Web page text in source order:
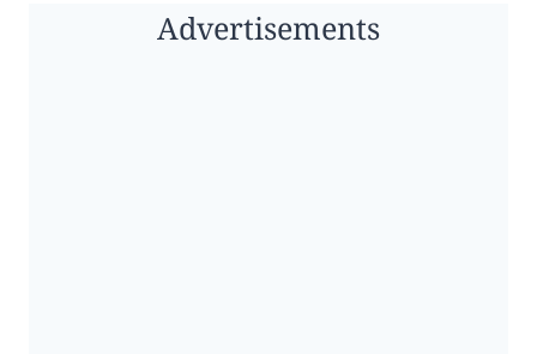
Advertisements